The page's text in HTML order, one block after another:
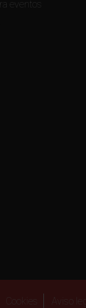
eventos
Aviso